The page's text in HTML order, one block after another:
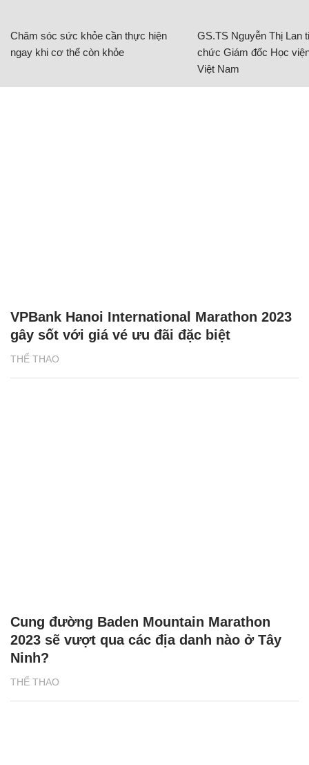
Chăm sóc sức khỏe cần thực hiện
ngay khi cơ thể còn khỏe
GS.TS Nguyễn Thị Lan
chức Giám đốc Học
Việt Nam
THỂ THAO
VPBank Hanoi International Marathon 2023
gây sốt với giá vé ưu đãi đặc biệt
THỂ THAO
Cung đường Baden Mountain Marathon
2023 sẽ vượt qua các địa danh nào ở Tây
Ninh?